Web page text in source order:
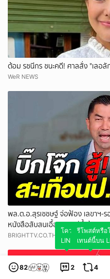
ต้อม รชนีกร ชนะคดี! ศาลสั่ง "เลอ
WeR NEWS
พล.ต.อ.สุรเชชษฐ์ จ่อฟ้อง เลขาฯ-
หนังสือสับสนเอื้อสอบคดีซ้ำซ้อน
BRIGHTTV.CO.TH
82 2
โควตมุมมองขอ
LINE TODAY
4
รีโพสต์หรื
เทนต์นี้บน